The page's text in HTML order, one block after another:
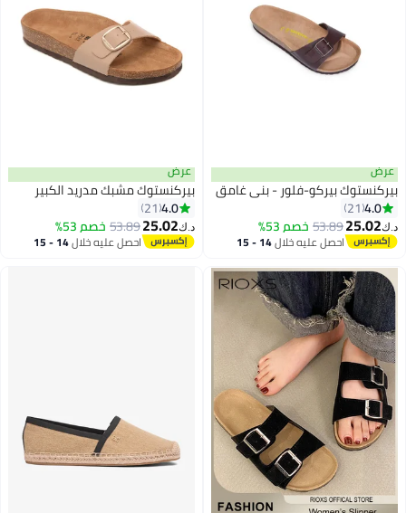
25
عرض
بيركنستوك بيركو-فلور - بني غامق
4.0
21
د.ك‏25.02
53.89خصم 53%
احصل عليه خلال 14 - 15
25
عرض
بيركنستوك مشبك مدريد الكبير
4.0
21
د.ك‏25.02
53.89خصم 53%
احصل عليه خلال 14 - 15